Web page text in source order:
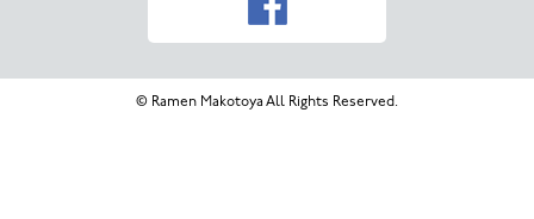
© Ramen Makotoya All Rights Reserved.